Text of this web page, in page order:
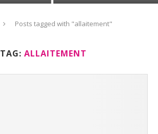
Posts tagged with "allaitement"
TAG: ALLAITEMENT